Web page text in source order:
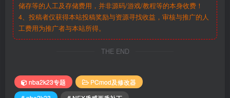
储存等的人工及存储费用，并非源码/游戏/教程等的本身收费！
4、投稿者仅获得本站投稿奖励与资源寻找收益，审核与推广的人
工费用为推广者与本站所得。
THE END
nba2k23专题
PCmod及修改器